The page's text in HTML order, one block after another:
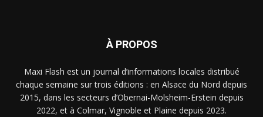
À PROPOS
Maxi Flash est un journal d’informations locales distribué
chaque semaine sur trois éditions : en Alsace du Nord depuis
2015, dans les secteurs d’Obernai-Molsheim-Erstein depuis
2022, et à Colmar, Vignoble et Plaine depuis 2023.